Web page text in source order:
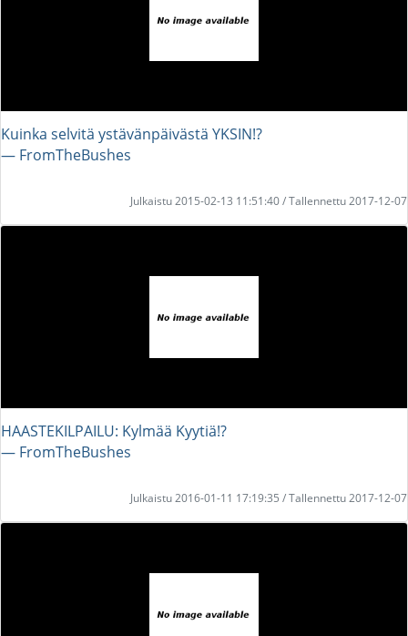
Kuinka selvitä ystävänpäivästä YKSIN!?
― FromTheBushes
Julkaistu 2015-02-13 11:51:40 / Tallennettu 2017-12-07
HAASTEKILPAILU: Kylmää Kyytiä!?
― FromTheBushes
Julkaistu 2016-01-11 17:19:35 / Tallennettu 2017-12-07